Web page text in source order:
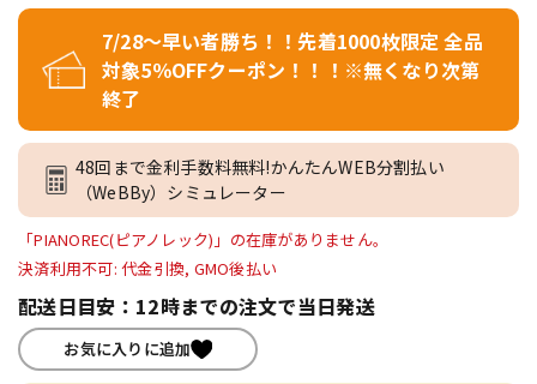
7/28～早い者勝ち！！先着1000枚限定 全品
対象5％OFFクーポン！！！※無くなり次第
終了
48回まで金利手数料無料!かんたんWEB分割払い
（WeBBy）シミュレーター
「PIANOREC(ピアノレック)」の在庫がありません。
決済利用不可: 代金引換, GMO後払い
配送日目安：12時までの注文で当日発送
お気に入りに追加